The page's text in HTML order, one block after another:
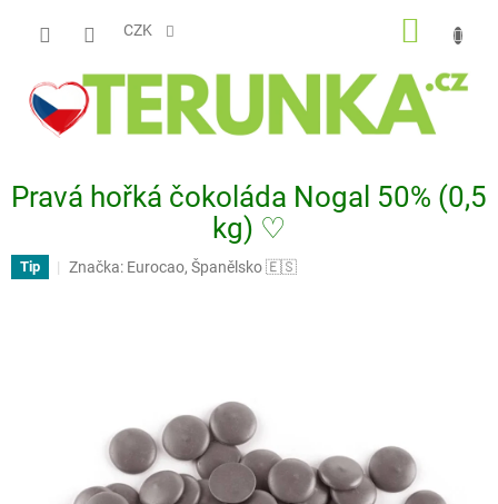
CZK
Pravá hořká čokoláda Nogal 50% (0,5
kg) ♡
Tip Značka: Eurocao, Španělsko 🇪🇸